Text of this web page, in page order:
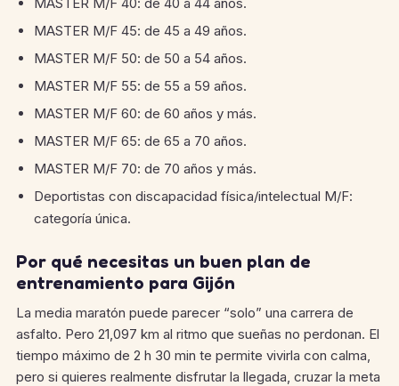
MASTER M/F 45: de 45 a 49 años.
MASTER M/F 50: de 50 a 54 años.
MASTER M/F 55: de 55 a 59 años.
MASTER M/F 60: de 60 años y más.
MASTER M/F 65: de 65 a 70 años.
MASTER M/F 70: de 70 años y más.
Deportistas con discapacidad física/intelectual M/F:
categoría única.
Por qué necesitas un buen plan de
entrenamiento para Gijón
La media maratón puede parecer “solo” una carrera de
asfalto. Pero 21,097 km al ritmo que sueñas no perdonan. El
tiempo máximo de 2 h 30 min te permite vivirla con calma,
pero si quieres realmente disfrutar la llegada, cruzar la meta